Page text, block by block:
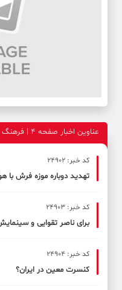
عناوین اخبار صفحه ۴ | فرهنگ و هنر | دوشنبه 14 اس‍ 1402
کد خبر: 24902
تهدید دوباره موزه فرش با
کد خبر: 24903
برای ناصر تقوایی و
کد خبر: 24904
کنسرت معین در ایران؟